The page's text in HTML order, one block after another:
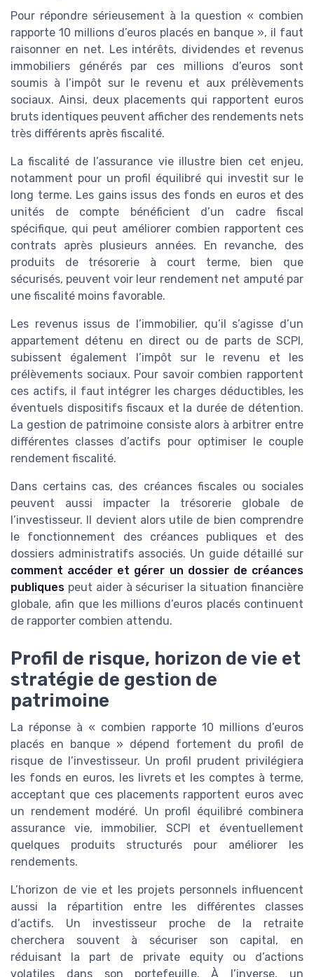
Pour répondre sérieusement à la question « combien
rapporte 10 millions d’euros placés en banque », il faut
raisonner en net. Les intérêts, dividendes et revenus
immobiliers générés par ces millions d’euros sont
soumis à l’impôt sur le revenu et aux prélèvements
sociaux. Ainsi, deux placements qui rapportent euros
bruts identiques peuvent afficher des rendements nets
très différents après fiscalité.
La fiscalité de l’assurance vie illustre bien cet enjeu,
notamment pour un profil équilibré qui investit sur le
long terme. Les gains issus des fonds en euros et des
unités de compte bénéficient d’un cadre fiscal
spécifique, qui peut améliorer combien rapportent ces
contrats après plusieurs années. En revanche, des
produits de trésorerie à court terme, bien que
sécurisés, peuvent voir leur rendement net amputé par
une fiscalité moins favorable.
Les revenus issus de l’immobilier, qu’il s’agisse d’un
appartement détenu en direct ou de parts de SCPI,
subissent également l’impôt sur le revenu et les
prélèvements sociaux. Pour savoir combien rapportent
ces actifs, il faut intégrer les charges déductibles, les
éventuels dispositifs fiscaux et la durée de détention.
La gestion de patrimoine consiste alors à arbitrer entre
différentes classes d’actifs pour optimiser le couple
rendement fiscalité.
Dans certains cas, des créances fiscales ou sociales
peuvent aussi impacter la trésorerie globale de
l’investisseur. Il devient alors utile de bien comprendre
le fonctionnement des créances publiques et des
dossiers administratifs associés. Un guide détaillé sur
comment accéder et gérer un dossier de créances
publiques peut aider à sécuriser la situation financière
globale, afin que les millions d’euros placés continuent
de rapporter combien attendu.
Profil de risque, horizon de vie et
stratégie de gestion de
patrimoine
La réponse à « combien rapporte 10 millions d’euros
placés en banque » dépend fortement du profil de
risque de l’investisseur. Un profil prudent privilégiera
les fonds en euros, les livrets et les comptes à terme,
acceptant que ces placements rapportent euros avec
un rendement modéré. Un profil équilibré combinera
assurance vie, immobilier, SCPI et éventuellement
quelques produits structurés pour améliorer les
rendements.
L’horizon de vie et les projets personnels influencent
aussi la répartition entre les différentes classes
d’actifs. Un investisseur proche de la retraite
cherchera souvent à sécuriser son capital, en
réduisant la part de private equity ou d’actions
volatiles dans son portefeuille. À l’inverse, un